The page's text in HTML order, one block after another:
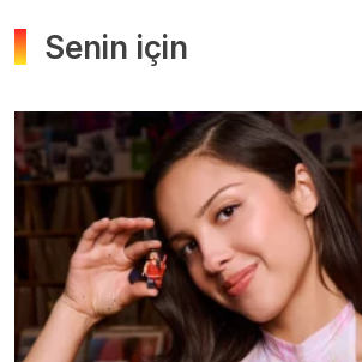
Senin için